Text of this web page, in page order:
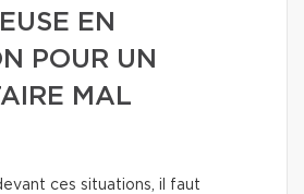
EN
POUR UN
MAL
ces situations, il faut